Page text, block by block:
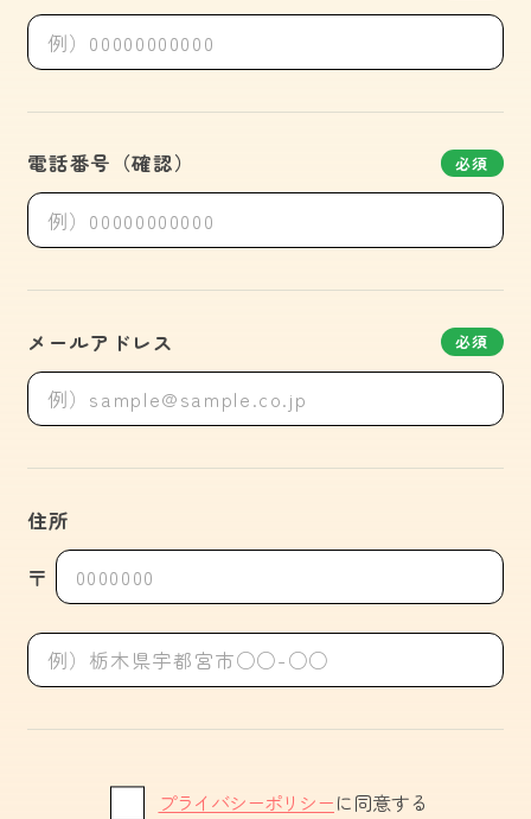
電話番号（確認） 必須
メールアドレス 必須
住所
〒
プライバシーポリシーに同意する